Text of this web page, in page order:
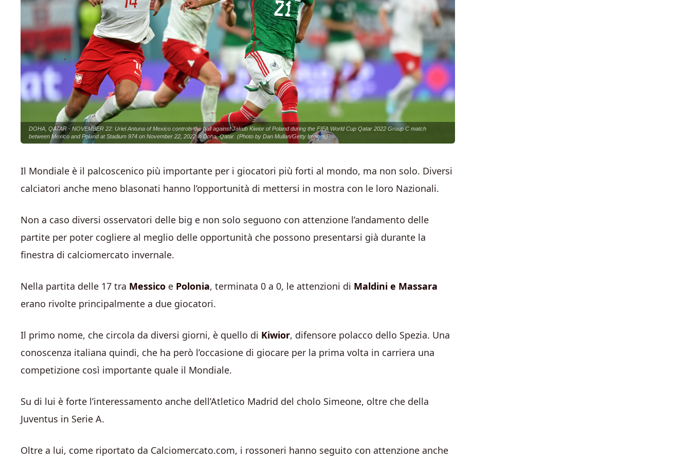
DOHA, QATAR - NOVEMBER 22: Uriel Antuna of Mexico controls the ball against Jakub Kiwior of Poland during the FIFA World Cup Qatar 2022 Group C match
between Mexico and Poland at Stadium 974 on November 22, 2022 in Doha, Qatar. (Photo by Dan Mullan/Getty Images)
Il Mondiale è il palcoscenico più importante per i giocatori più forti al mondo, ma non solo. Diversi
calciatori anche meno blasonati hanno l’opportunità di mettersi in mostra con le loro Nazionali.
Non a caso diversi osservatori delle big e non solo seguono con attenzione l’andamento delle
partite per poter cogliere al meglio delle opportunità che possono presentarsi già durante la
finestra di calciomercato invernale.
Nella partita delle 17 tra Messico e Polonia, terminata 0 a 0, le attenzioni di Maldini e Massara
erano rivolte principalmente a due giocatori.
Il primo nome, che circola da diversi giorni, è quello di Kiwior, difensore polacco dello Spezia. Una
conoscenza italiana quindi, che ha però l’occasione di giocare per la prima volta in carriera una
competizione così importante quale il Mondiale.
Su di lui è forte l’interessamento anche dell’Atletico Madrid del cholo Simeone, oltre che della
Juventus in Serie A.
Oltre a lui, come riportato da Calciomercato.com, i rossoneri hanno seguito con attenzione anche